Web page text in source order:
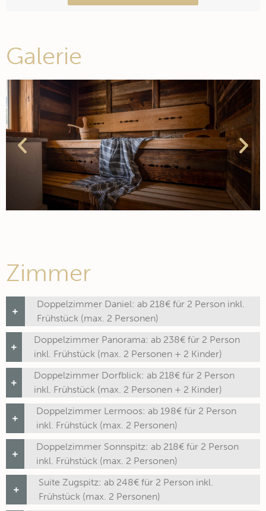
Galerie
Zimmer
Doppelzimmer Daniel: ab 218€ für 2 Person inkl.
Frühstück (max. 2 Personen)
Doppelzimmer Panorama: ab 238€ für 2 Person
inkl. Frühstück (max. 2 Personen + 2 Kinder)
Doppelzimmer Dorfblick: ab 218€ für 2 Person
inkl. Frühstück (max. 2 Personen + 2 Kinder)
Doppelzimmer Lermoos: ab 198€ für 2 Person
inkl. Frühstück (max. 2 Personen)
Doppelzimmer Sonnspitz: ab 218€ für 2 Person
inkl. Frühstück (max. 2 Personen)
Suite Zugspitz: ab 248€ für 2 Person inkl.
Frühstück (max. 2 Personen)